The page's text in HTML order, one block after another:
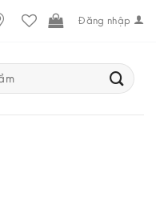
Đăng nhập